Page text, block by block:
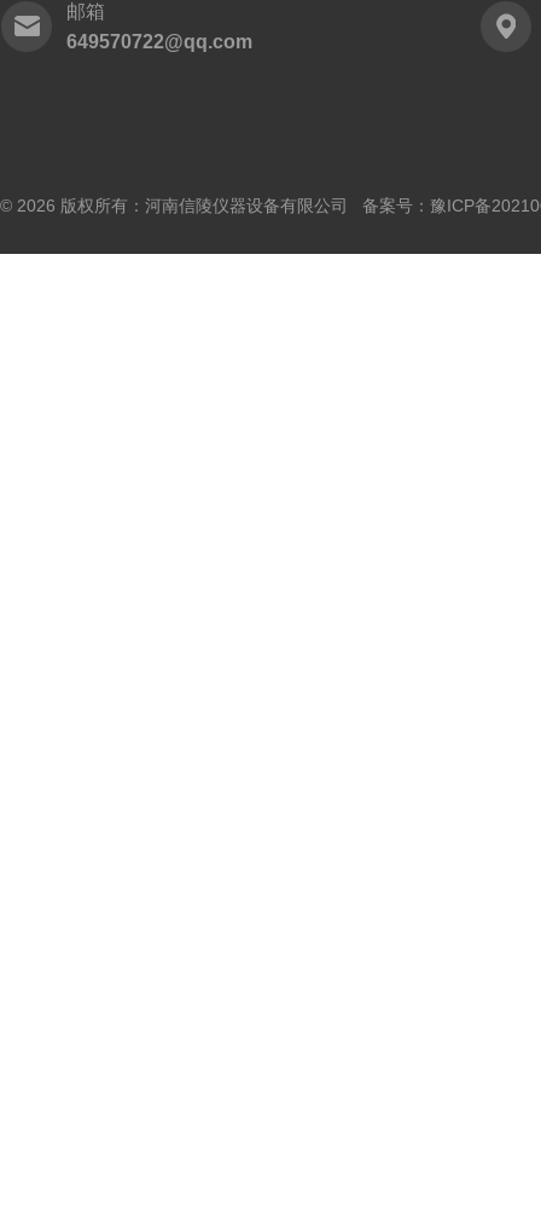
邮箱
649570722@qq.com
© 2026 版权所有：河南信陵仪器设备有限公司 备案号： 豫ICP备